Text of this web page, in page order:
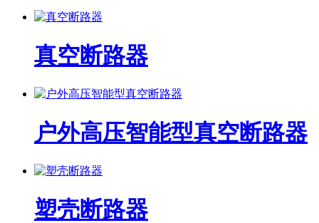
真空断路器
户外高压智能型真空断路器
塑壳断路器